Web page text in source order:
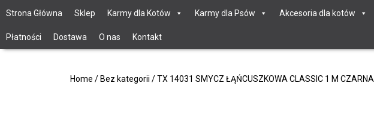
Strona Główna Sklep Karmy dla Kotów Karmy dla Psów Akcesoria dla kotów
Płatności Dostawa O nas Kontakt
Home / Bez kategorii / TX 14031 SMYCZ ŁĄŃCUSZKOWA CLASSIC 1 M CZARNA